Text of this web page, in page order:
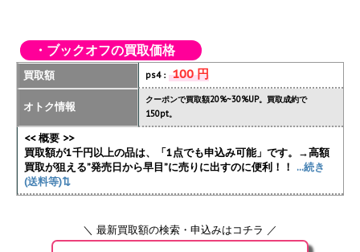
・ブックオフの買取価格
買取額 ps4： 100 円
オトク情報
クーポンで買取額20%~30%UP。買取成約で
150pt。
<< 概要 >>
買取額が1千円以上の品は、「1点でも申込み可能」です。→高額
買取が狙える”発売日から早目”に売りに出すのに便利！！ ...続き
(送料等)⇅
＼ 最新買取額の検索・申込みはコチラ ／